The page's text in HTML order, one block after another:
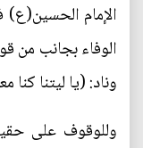
الوفاء بجانب
وناد: (يا ليتنا
وللوقوف على